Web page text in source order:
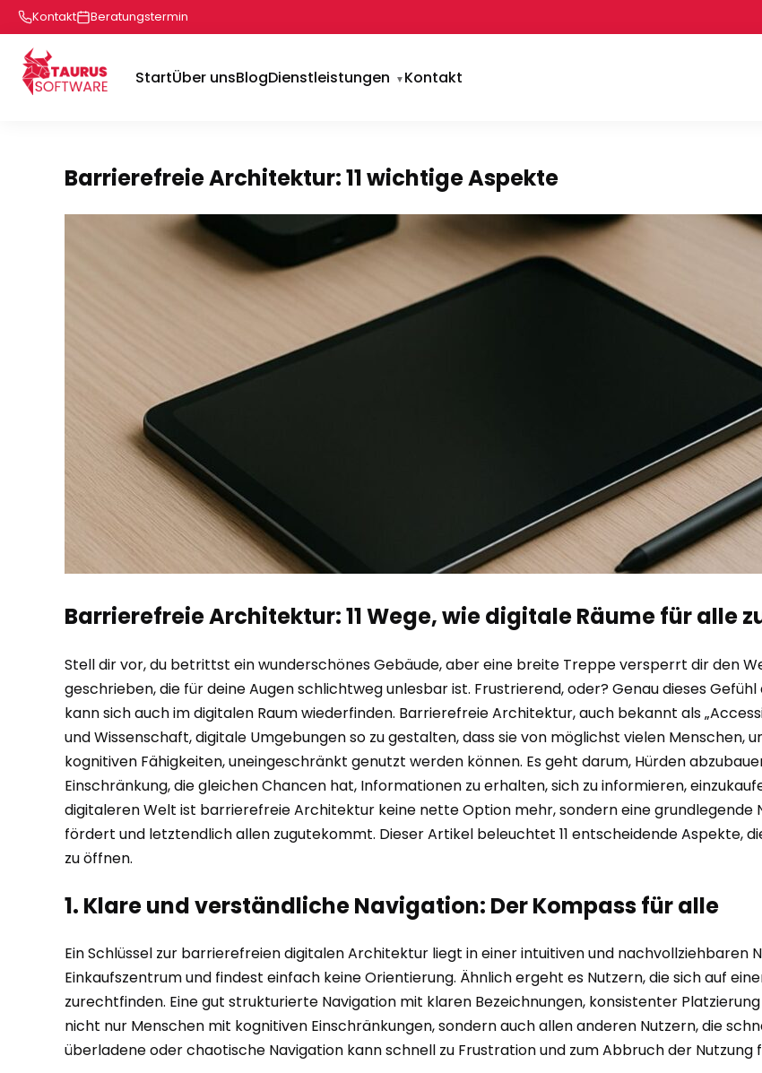
Kontakt Beratungstermin
StartÜber unsBlogDienstleistungen Kontakt
Barrierefreie Architektur: 11 wichtige Aspekte
Barrierefreie Architektur: 11 Wege, wie digitale Räume für alle
Stell dir vor, du betrittst ein wunderschönes Gebäude, aber eine breite Treppe versperrt dir den
geschrieben, die für deine Augen schlichtweg unlesbar ist. Frustrierend, oder? Genau dieses
kann sich auch im digitalen Raum wiederfinden. Barrierefreie Architektur, auch bekannt als
und Wissenschaft, digitale Umgebungen so zu gestalten, dass sie von möglichst vielen Menschen,
kognitiven Fähigkeiten, uneingeschränkt genutzt werden können. Es geht darum, Hürden
Einschränkung, die gleichen Chancen hat, Informationen zu erhalten, sich zu informieren,
digitaleren Welt ist barrierefreie Architektur keine nette Option mehr, sondern eine grundlegende
fördert und letztendlich allen zugutekommt. Dieser Artikel beleuchtet 11 entscheidende Aspekte,
zu öffnen.
1. Klare und verständliche Navigation: Der Kompass für alle
Ein Schlüssel zur barrierefreien digitalen Architektur liegt in einer intuitiven und nachvollziehbaren
Einkaufszentrum und findest einfach keine Orientierung. Ähnlich ergeht es Nutzern, die sich auf
zurechtfinden. Eine gut strukturierte Navigation mit klaren Bezeichnungen, konsistenter
nicht nur Menschen mit kognitiven Einschränkungen, sondern auch allen anderen Nutzern, die
überladene oder chaotische Navigation kann schnell zu Frustration und zum Abbruch der Nutzung